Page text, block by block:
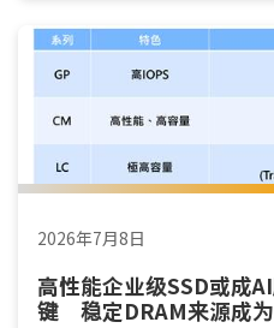
2026年7月8日
高性能企业级SSD或成
键 稳定DRAM来源成